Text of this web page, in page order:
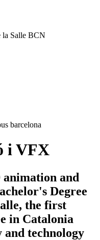
la Salle BCN
i VFX
animation and
Degree
the first
in Catalonia
technology